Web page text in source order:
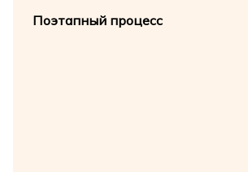
Поэтапный процесс